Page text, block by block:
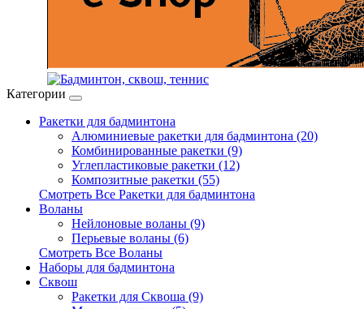
Категории
Ракетки для бадминтона
Алюминиевые ракетки для бадминтона (20)
Комбинированные ракетки (9)
Углепластиковые ракетки (12)
Композитные ракетки (55)
Смотреть Все Ракетки для бадминтона
Воланы
Нейлоновые воланы (9)
Перьевые воланы (6)
Смотреть Все Воланы
Наборы для бадминтона
Сквош
Ракетки для Сквоша (9)